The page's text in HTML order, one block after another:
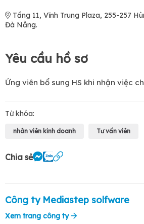
Tầng 11, Vĩnh Trung Plaza, 255-257
Đà Nẵng.
Yêu cầu hồ sơ
Ứng viên bổ sung HS khi nhận việc
Từ khóa:
nhân viên kinh doanh Tư vấn viên
Chia sẻ
Công ty Mediastep solfware
Xem trang công ty